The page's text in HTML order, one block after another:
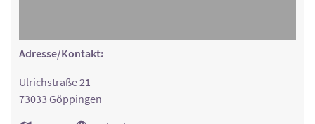
Adresse/Kontakt:
Ulrichstraße 21
73033 Göppingen